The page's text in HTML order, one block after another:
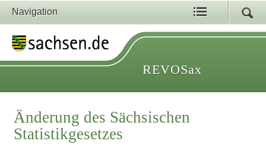
Navigation
REVOSax
Änderung des Sächsischen
Statistikgesetzes